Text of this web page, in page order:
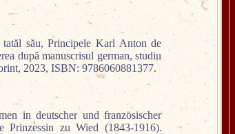
său, Principele Karl Anton de
după manuscrisul german, studiu
2023, ISBN: 9786060881377.
in deutscher und französischer
Prinzessin zu Wied (1843-1916).